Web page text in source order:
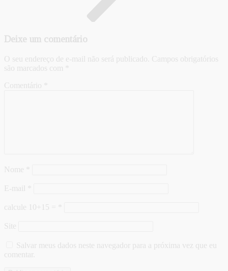
Deixe um comentário
O seu endereço de e-mail não será publicado. Campos obrigatórios
são marcados com
Comentário
Nome
E-mail
calcule 10+15 =
Site
Salvar meus dados neste navegador para a próxima vez que eu
comentar.